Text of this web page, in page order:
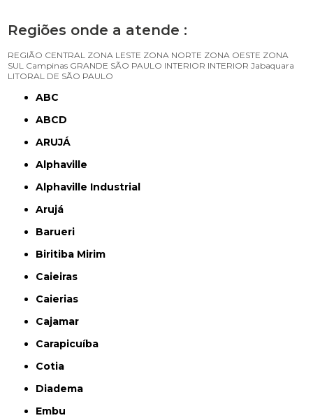
Regiões onde a atende :
REGIÃO CENTRAL ZONA LESTE ZONA NORTE ZONA OESTE ZONA
SUL Campinas GRANDE SÃO PAULO INTERIOR INTERIOR Jabaquara
LITORAL DE SÃO PAULO
ABC
ABCD
ARUJÁ
Alphaville
Alphaville Industrial
Arujá
Barueri
Biritiba Mirim
Caieiras
Caierias
Cajamar
Carapicuíba
Cotia
Diadema
Embu